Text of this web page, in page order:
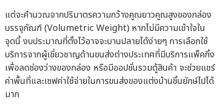
แต่จะคำนวณจากปริมาตรความกว้างคูณยาวคูณสูงของกล่อง
บรรจุภัณฑ์ (Volumetric Weight) หากไม่มีความเข้าใจใน
จุดนี้ งบประมาณที่ตั้งไว้อาจจะบานปลายได้ง่ายๆ การเลือกใช้
บริการจากผู้เชี่ยวชาญด้านขนส่งต่างประเทศที่มีบริการแพ็คกิ้ง
เพื่อลดช่องว่างของกล่อง หรือมีออปชั่นรวมตู้สินค้า จะช่วยแชร์
ค่าพื้นที่และเซฟค่าใช้จ่ายในการขนส่งของแต่งบ้านชิ้นยักษ์ไปได้
มาก